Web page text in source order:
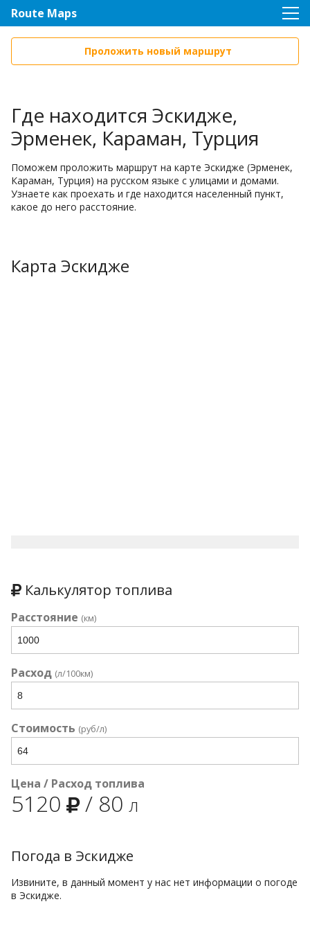
Route Maps
Проложить новый маршрут
Где находится Эскидже,
Эрменек, Караман, Турция
Поможем проложить маршрут на карте Эскидже (Эрменек,
Караман, Турция) на русском языке с улицами и домами.
Узнаете как проехать и где находится населенный пункт,
какое до него расстояние.
Карта Эскидже
Калькулятор топлива
Расстояние (км)
Расход (л/100км)
Стоимость (руб/л)
Цена / Расход топлива
5120 / 80 л
Погода в Эскидже
Извините, в данный момент у нас нет информации о погоде
в Эскидже.